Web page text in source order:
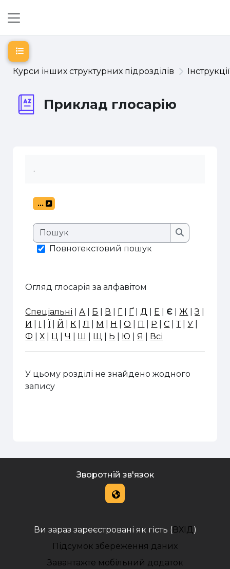
Курси інших структурних підрозділів
Приклад глосарію
Відкритий покажчик курсу
.
...
Експорт записів
Пошук
Пошук
Повнотекстовий пошук
Огляд глосарія за алфавітом
Спеціальні |А Б В Г Ґ Д Е Є Ж |З
И
І Ї Й К Л М Н |О П Р |С |Т |У
Ф |Х Ц |Ч Ш Щ Ь Ю |Я Всі
У цьому розділі не знайдено жодного
запису
Зворотній зв'язок
Ви зараз зареєстровані як гість (ВХІД )
Підсумок збереження даних
Завантажте мобільний додаток